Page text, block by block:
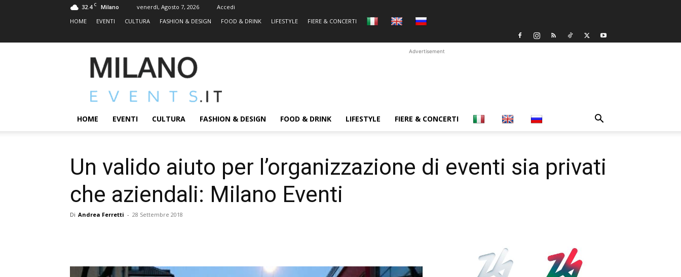
32.4 C Milano venerdì, Agosto 7, 2026
Accedi
HOME
EVENTI CULTURA FASHION & DESIGN FOOD & DRINK LIFESTYLE FIERE & CONCERTI
MILANOEVENTS.IT
|
2.0
ed
Eventi
Advertisement
HOME EVENTI CULTURA FASHION & DESIGN FOOD & DRINK LIFESTYLE FIERE & CONCERTI
Un valido aiuto per l’organizzazione di eventi sia privati
che aziendali: Milano Eventi
Di Andrea Ferretti - 28 Settembre 2018